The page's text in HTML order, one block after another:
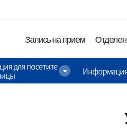
Запись на прием
Отделение/Доктор
для посетите Информация